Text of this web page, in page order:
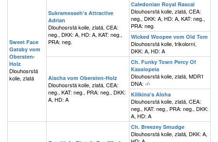
Sweet Face
Gatsby vom
Obersten-
Holz
Dlouhosrstá
kolie, zlatá
Sukramesseh's Attractive
Adrian
Dlouhosrstá kolie, zlatá, CEA:
neg., DKK: A, HD: A, KAT: neg.,
PRA: neg.
Caledonian Royal Rascal
Dlouhosrstá kolie, zlatá, CEA:
neg., DKK: A, HD: A, KAT: neg.,
PRA: neg.
Wicked Woopee vom Old Tom
Dlouhosrstá kolie, trikolorní,
DKK: A, HD: A
Aischa vom Obersten-Holz
Dlouhosrstá kolie, zlatá, CEA:
neg., KAT: neg., PRA: neg., DKK:
A, HD: A
Ch. Funky Town Percy Of
Kassiopeia
Dlouhosrstá kolie, zlatá, MDR1
DNA: -/-
Kilikina's Aloha
Dlouhosrstá kolie, zlatá, CEA:
neg., KAT: neg., PRA: neg., DKK:
A, HD: A
Ch. Breezey Smudge
Dlouhosrstá kolie, zlatá, DKK: A,